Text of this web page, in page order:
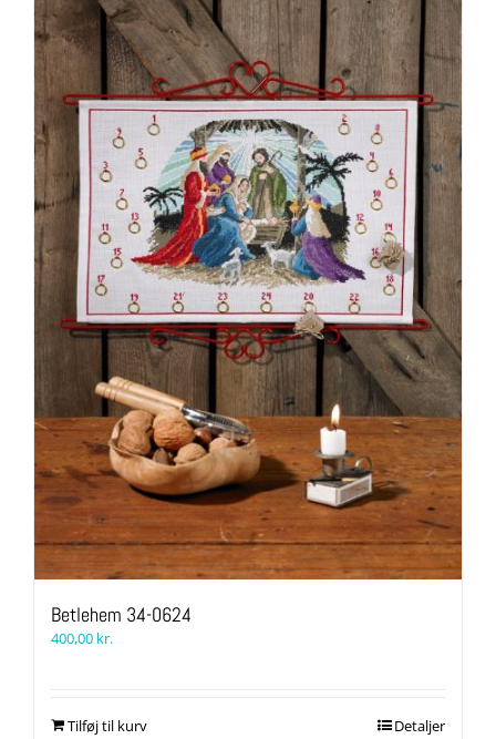
Betlehem 34-0624
400,00 kr.
Tilføj til kurv Detaljer